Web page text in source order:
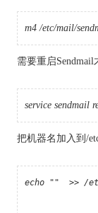
m4 /etc/mail/
需要重启Sendmail
service sendmail
把机器名加入到/
echo "" >> /